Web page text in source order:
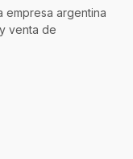
empresa argentina
venta de